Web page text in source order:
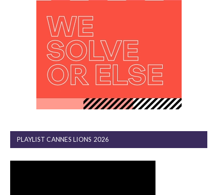
PLAYLIST CANNES LIONS 2026